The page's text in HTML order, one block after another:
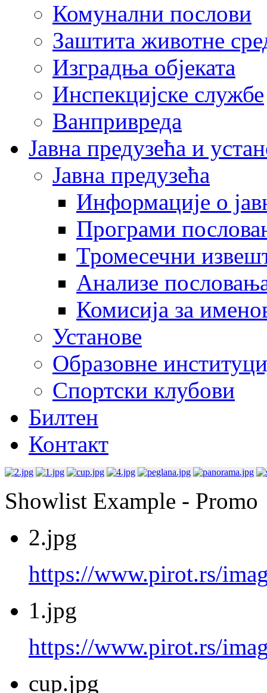
Комунални послови
Заштита животне
Изградња објеката
Инспекцијске службе
Ванпривреда
Јавна предузећа и
Јавна предузећа
Информације о
Програми
Тромесечни
Анализе
Комисија за
Установе
Образовне
Спортски клубови
Билтен
Контакт
Showlist Example - Promo
2.jpg
https://www.pirot.rs/
1.jpg
https://www.pirot.rs/
cup.jpg